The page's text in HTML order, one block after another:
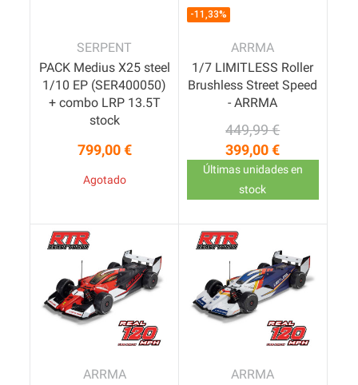
SERPENT
PACK Medius X25 steel
1/10 EP (SER400050)
+ combo LRP 13.5T
stock
Precio
799,00 €
Agotado
-11,33%
ARRMA
1/7 LIMITLESS Roller
Brushless Street Speed
- ARRMA
Precio base
449,99 €
Precio
399,00 €
Últimas unidades en
stock
ARRMA
ARRMA